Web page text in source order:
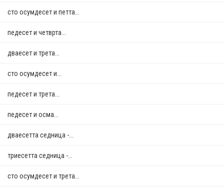
сто осумдесет и петта...
педесет и четврта...
дваесет и трета...
сто осумдесет и...
педесет и трета...
педесет и осма...
дваесетта седница -...
триесетта седница -...
сто осумдесет и трета...